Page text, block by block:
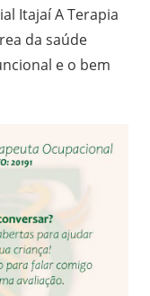
Itajaí A Terapia
da saúde
e o bem